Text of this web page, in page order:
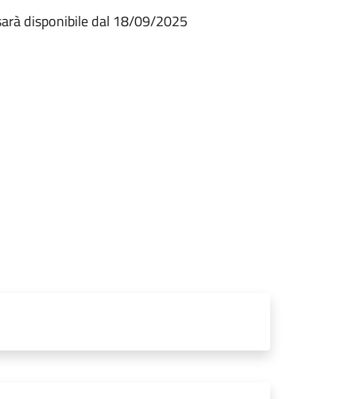
disponibile dal 18/09/2025